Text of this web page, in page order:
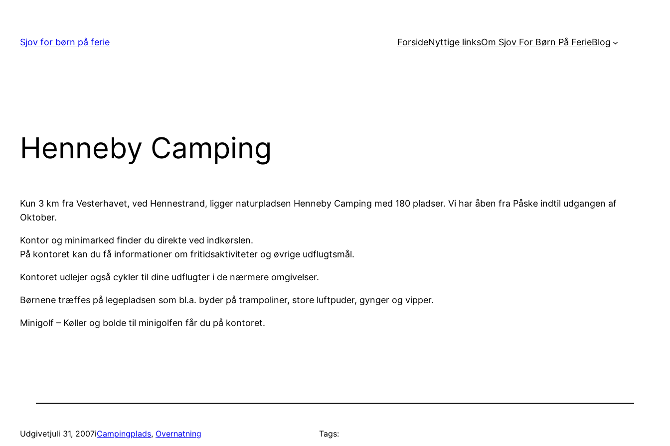
indhold
Sjov for børn på ferie ForsideNyttige linksOm Sjov For Børn På FerieBlog
Henneby Camping
Kun 3 km fra Vesterhavet, ved Hennestrand, ligger naturpladsen Henneby Camping med 180 pladser. Vi har åben fra Påske indtil udgangen af
Oktober.
Kontor og minimarked finder du direkte ved indkørslen.
På kontoret kan du få informationer om fritidsaktiviteter og øvrige udflugtsmål.
Kontoret udlejer også cykler til dine udflugter i de nærmere omgivelser.
Børnene træffes på legepladsen som bl.a. byder på trampoliner, store luftpuder, gynger og vipper.
Minigolf – Køller og bolde til minigolfen får du på kontoret.
Udgivetjuli 31, 2007iCampingplads, Overnatning Tags: